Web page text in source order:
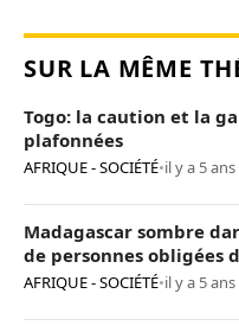
SUR LA MÊME
Togo: la caution et la
plafonnées
AFRIQUE - SOCIÉTÉ•il y a 5 ans
Madagascar sombre
de personnes obligées
AFRIQUE - SOCIÉTÉ•il y a 5 ans